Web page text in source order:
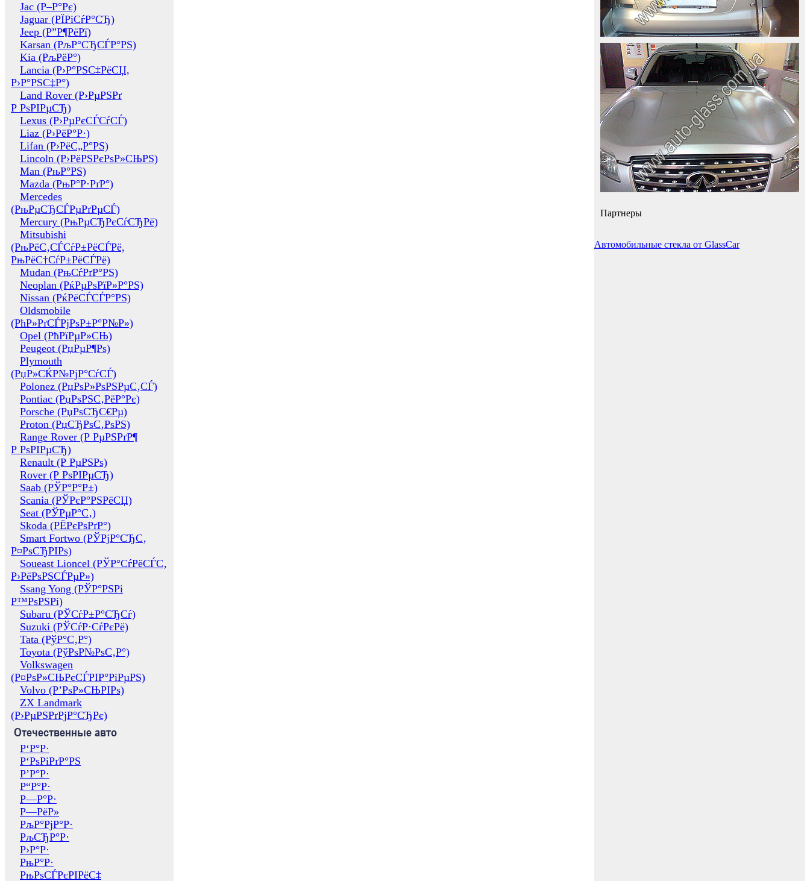
Jac (Р–Р°Рє)
Jaguar (РЇРіСѓР°СЂ)
Jeep (Р”Р¶РёРї)
Karsan (РљР°СЂСЃР°РЅ)
Kia (РљРёР°)
Lancia (Р›Р°РЅС‡РёСЏ,
Р›Р°РЅС‡Р°)
Land Rover (Р›РµРЅРґ
Р РѕРІРµСЂ)
Lexus (Р›РµРєСЃСѓСЃ)
Liaz (Р›РёР°Р·)
Lifan (Р›РёС„Р°РЅ)
Lincoln (Р›РёРЅРєРѕР»СЊРЅ)
Man (РњР°РЅ)
Mazda (РњР°Р·РґР°)
Mercedes
(РњРµСЂСЃРµРґРµСЃ)
Mercury (РњРµСЂРєСѓСЂРё)
Mitsubishi
(РњРёС‚СЃСѓР±РёСЃРё,
РњРёС†СѓР±РёСЃРё)
Mudan (РњСѓРґР°РЅ)
Neoplan (РќРµРѕРїР»Р°РЅ)
Nissan (РќРёСЃСЃР°РЅ)
Oldsmobile
(РћР»РґСЃРјРѕР±Р°Р№Р»)
Opel (РћРїРµР»СЊ)
Peugeot (РџРµР¶Рѕ)
Plymouth
(РџР»СЌР№РјР°СѓСЃ)
Polonez (РџРѕР»РѕРЅРµС‚СЃ)
Pontiac (РџРѕРЅС‚РёР°Рє)
Porsche (РџРѕСЂС€Рµ)
Proton (РџСЂРѕС‚РѕРЅ)
Range Rover (Р РµРЅРґР¶
Р РѕРІРµСЂ)
Renault (Р РµРЅРѕ)
Rover (Р РѕРІРµСЂ)
Saab (РЎР°Р°Р±)
Scania (РЎРєР°РЅРёСЏ)
Seat (РЎРµР°С‚)
Skoda (РЁРєРѕРґР°)
Smart Fortwo (РЎРјР°СЂС‚
Р¤РѕСЂРІРѕ)
Soueast Lioncel (РЎР°СѓРёСЃС‚
Р›РёРѕРЅСЃРµР»)
Ssang Yong (РЎР°РЅРі
Р™РѕРЅРі)
Subaru (РЎСѓР±Р°СЂСѓ)
Suzuki (РЎСѓР·СѓРєРё)
Tata (РўР°С‚Р°)
Toyota (РўРѕР№РѕС‚Р°)
Volkswagen
(Р¤РѕР»СЊРєСЃРІР°РіРµРЅ)
Volvo (Р’РѕР»СЊРІРѕ)
ZX Landmark
(Р›РµРЅРґРјР°СЂРє)
Отечественные авто
Р‘Р°Р·
Р‘РѕРіРґР°РЅ
Р’Р°Р·
Р“Р°Р·
Р—Р°Р·
Р—РёР»
РљР°РјР°Р·
РљСЂР°Р·
Р›Р°Р·
РњР°Р·
РњРѕСЃРєРІРёС‡
Партнеры
Автомобильные стекла от GlassCar